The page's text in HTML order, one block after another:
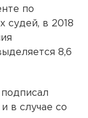
по
судей, в 2018
8,6
в случае со